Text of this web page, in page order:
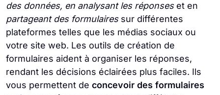
des données, en analysant les réponseset en
partageant des formulairessur différentes
plateformes telles que les médias sociaux ou
votre site web. Les outils de création de
formulaires aident à organiser les réponses,
rendant les décisions éclairées plus faciles. Ils
vous permettent de concevoir des formulaires